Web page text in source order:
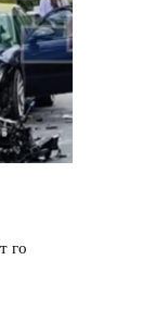
го